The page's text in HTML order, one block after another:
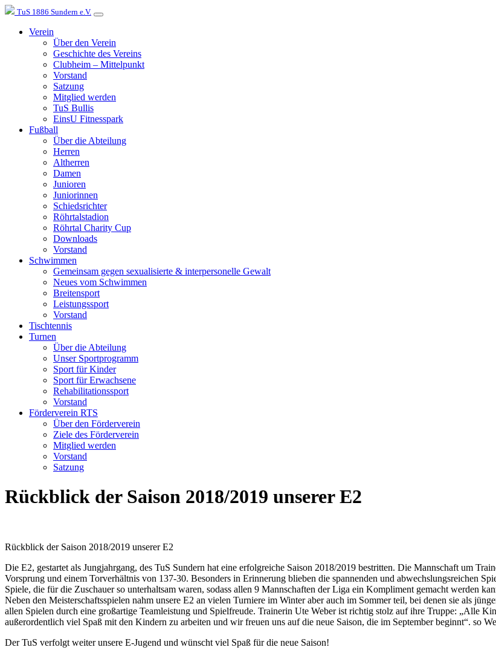
TuS 1886 Sundern e.V.
Verein
Über den Verein
Geschichte des Vereins
Clubheim – Mittelpunkt
Vorstand
Satzung
Mitglied werden
TuS Bullis
EinsU Fitnesspark
Fußball
Über die Abteilung
Herren
Altherren
Damen
Junioren
Juniorinnen
Schiedsrichter
Röhrtalstadion
Röhrtal Charity Cup
Downloads
Vorstand
Schwimmen
Gemeinsam gegen sexualisierte & interpersonelle Gewalt
Neues vom Schwimmen
Breitensport
Leistungssport
Vorstand
Tischtennis
Turnen
Über die Abteilung
Unser Sportprogramm
Sport für Kinder
Sport für Erwachsene
Rehabilitationssport
Vorstand
Förderverein RTS
Über den Förderverein
Ziele des Förderverein
Mitglied werden
Vorstand
Satzung
Rückblick der Saison 2018/2019 unserer E2
Rückblick der Saison 2018/2019 unserer E2
Die E2, gestartet als Jungjahrgang, des TuS Sundern hat eine erfolgreiche Saison 2018/2019 bestritten. Die Mannschaft um
Vorsprung und einem Torverhältnis von 137-30. Besonders in Erinnerung blieben die spannenden und abwechslungsreichen
Spiele, die für die Zuschauer so unterhaltsam waren, sodass allen 9 Mannschaften der Liga ein Kompliment gemacht werden
Neben den Meisterschaftsspielen nahm unsere E2 an vielen Turniere im Winter aber auch im Sommer teil, bei denen sie als
allen Spielen durch eine großartige Teamleistung und Spielfreude. Trainerin Ute Weber ist richtig stolz auf ihre Truppe: „Alle
außerordentlich viel Spaß mit den Kindern zu arbeiten und wir freuen uns auf die neue Saison, die im September beginnt“. so
Der TuS verfolgt weiter unsere E-Jugend und wünscht viel Spaß für die neue Saison!